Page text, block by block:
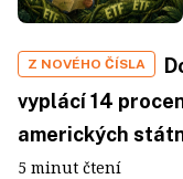
Z NOVÉHO ČÍSLA
vyplácí 14
amerických
5 minut čtení